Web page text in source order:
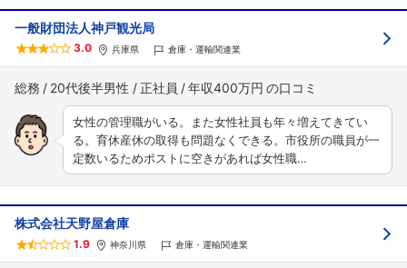
一般財団法人神戸観光局
3.0 兵庫県 倉庫・運輸関連業
総務 20代後半男性 正社員 年収400万円
女性の管理職がいる。また女性社員も年々増えてきてい
る。育休産休の取得も問題なくできる。市役所の職員が一
定数いるためポストに空きがあれば女性職…
株式会社天野屋倉庫
1.9 神奈川県 倉庫・運輸関連業